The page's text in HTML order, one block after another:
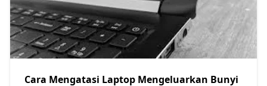
Cara Mengatasi Laptop Mengeluarkan Bunyi